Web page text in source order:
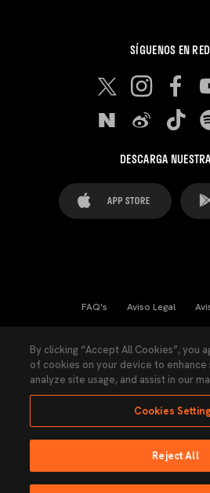
SÍGUENOS EN
DESCARGA
FAQ's Aviso Legal
Ley Transparencia
Accesibilidad
Ninguna parte de esta página puede ser
By clicking “Accept All Cookies”, you
of cookies on your device to enhance
analyze site usage, and assist in our
Cookies
Reject All